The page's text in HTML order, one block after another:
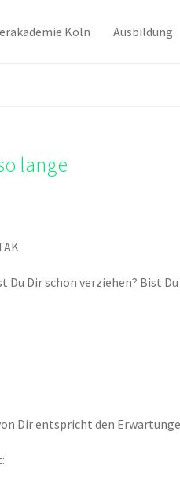
Köln Ausbildung
lange
Du Dir schon verziehen? Bist
Dir entspricht den